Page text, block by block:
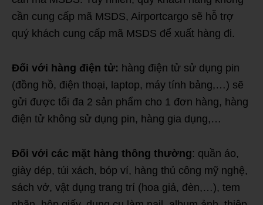
cần cung cấp mã MSDS, Airportcargo sẽ hỗ trợ
quý khách cung cấp mã MSDS để xuất hàng đi.
Đối với hàng điện tử: hàng điện tử sử dụng pin
(đồng hồ, điện thoại, laptop, máy tính bảng,…) sẽ
gửi được tối đa 2 sản phẩm cho 1 đơn hàng, hàng
điện tử không sử dụng pin, hàng gia dụng,…
Đối với các mặt hàng thông thường: quần áo,
giày dép, túi xách, bóp ví, hàng thủ công mỹ nghệ,
sách vở, vật dụng trang trí (hoa giả, đèn,…), tem